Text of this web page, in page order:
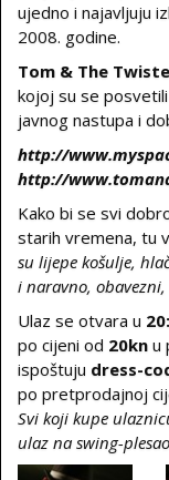
ujedno i najavljuju
2008. godine.
Tom & The
kojoj su se
javnog nastupa i
http://
http://
Kako bi se svi
starih vremena, tu
su lijepe košulje,
i naravno,
Ulaz se otvara u
po cijeni od 20kn u
ispoštuju dress-
po pretprodajnoj
Svi koji kupe
ulaz na swing-